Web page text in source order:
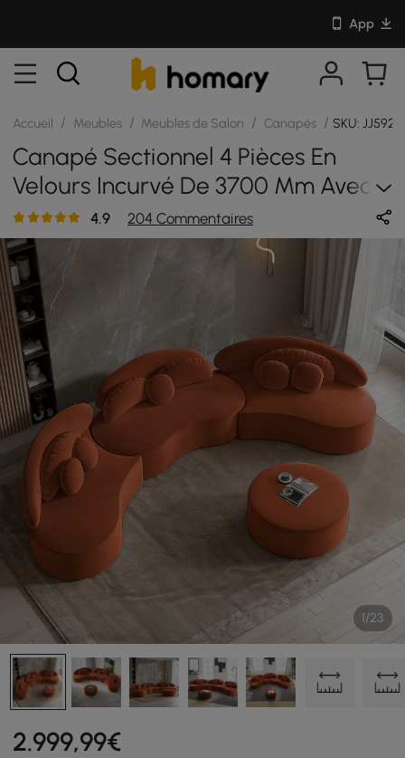
App
Accueil / Meubles / Meubles de Salon / Canapés / SKU:
Canapé Sectionnel 4 Pièces En
Velours Incurvé De 3700 Mm Avec
Pouf Et Oreillers
4.9 204 Commentaires
1/23
2.999,99€